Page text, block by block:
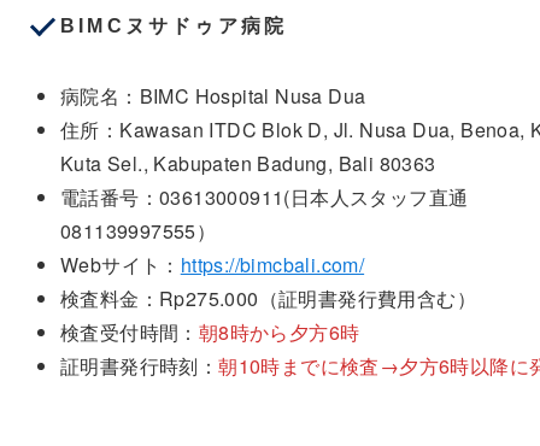
BIMCヌサドゥア病院
病院名：BIMC Hospital Nusa Dua
住所：Kawasan ITDC Blok D, Jl. Nusa Dua, Benoa,
Kuta Sel., Kabupaten Badung, Bali 80363
電話番号：03613000911(日本人スタッフ直通
081139997555）
Webサイト： https://bimcbali.com/
検査料金：Rp275.000（証明書発行費用含む）
検査受付時間： 朝8時から夕方6時
証明書発行時刻：朝10時までに検査→夕方6時以降に